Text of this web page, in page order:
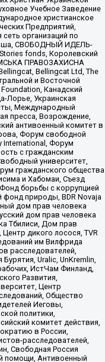
Учебное Заведение
христианское
Предприятий,
организаций по
СВОБОДНЫЙ ИДЕЛЬ-
fonds, Королевский
ПРАВОЗАХИСНА
Bellingcat Ltd, The
и Восточной
Канадский
Лорье, Украинская
Международный
пресса, Возрождение,
антивоенный комитет в
Форум свободной
International, Форум
с гражданским
университет,
гражданского общества
и Хабомаи, Съезд
борьбы с коррупцией
фонд природы, BDR Novaja
дом прав человека
дом прав человека
Тбилиси, Дом прав
дикого лосося, TVR
им Вилфрида
расследователей,
Uralic, UnKremlin,
ИстЧам Финланд,
Развития,
Центр
Общество
Иеговы,
политики,
комитет действия,
в России,
расследователей,
Свободная Россия
помощи, Антивоенный